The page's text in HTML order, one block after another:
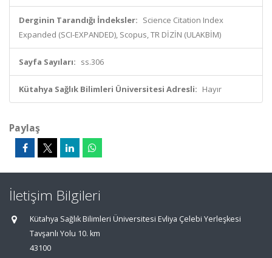
Derginin Tarandığı İndeksler: Science Citation Index
Expanded (SCI-EXPANDED), Scopus, TR DİZİN (ULAKBİM)
Sayfa Sayıları: ss.306
Kütahya Sağlık Bilimleri Üniversitesi Adresli: Hayır
Paylaş
İletişim Bilgileri
Kütahya Sağlık Bilimleri Üniversitesi Evliya Çelebi Yerleşkesi
Tavşanlı Yolu 10. km
43100